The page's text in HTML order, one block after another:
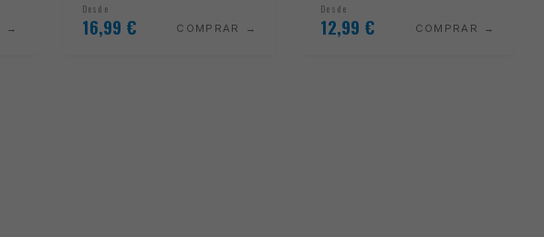
Desde
16,99 € COMPRAR
Desde
12,99 € COMPRAR